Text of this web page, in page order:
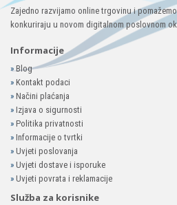
Zajedno razvijamo online trgovinu i
konkuriraju u novom digitalnom poslovnom
Informacije
»Blog
» Kontakt podaci
» Načini plaćanja
» Izjava o sigurnosti
» Politika privatnosti
» Informacije o tvrtki
» Uvjeti poslovanja
» Uvjeti dostave i isporuke
» Uvjeti povrata i reklamacije
Služba za korisnike